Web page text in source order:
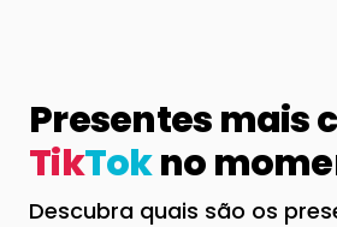
Presentes mais
TikTokno
Descubra quais são os